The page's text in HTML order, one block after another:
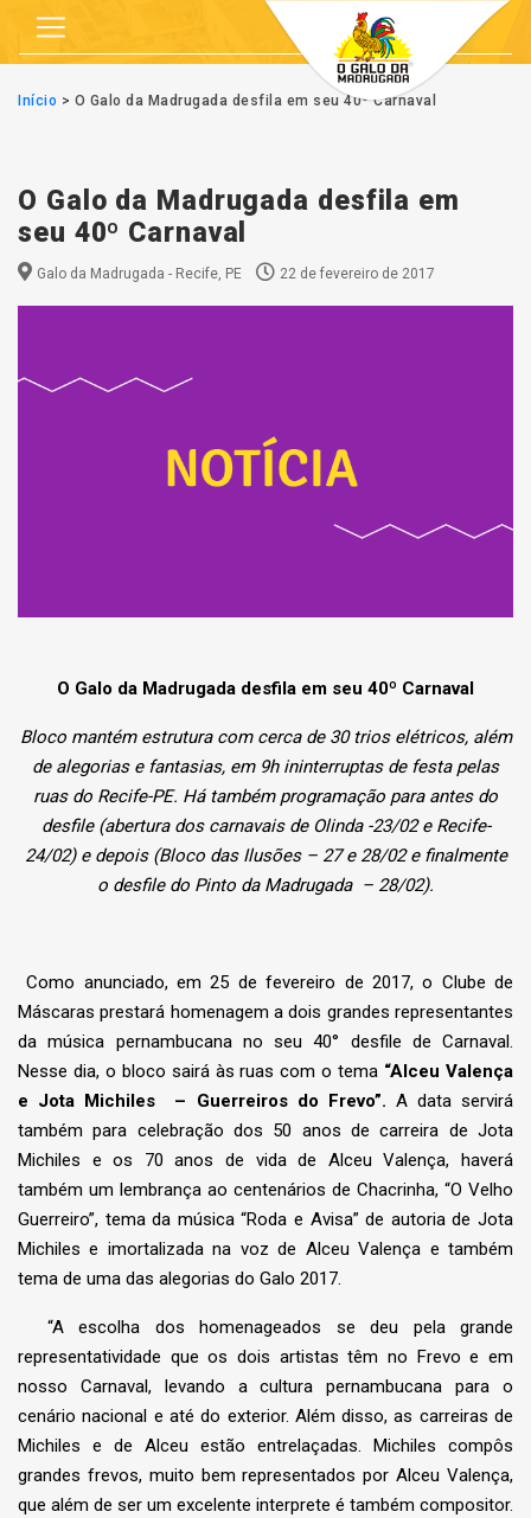
Início > O Galo da Madrugada desfila em seu 40º Carnaval
O Galo da Madrugada desfila em
seu 40º Carnaval
Galo da Madrugada - Recife, PE 22 de fevereiro de 2017
O Galo da Madrugada desfila em seu 40º Carnaval
Bloco mantém estrutura com cerca de 30 trios elétricos, além
de alegorias e fantasias, em 9h ininterruptas de festa pelas
ruas do Recife-PE. Há também programação para antes do
desfile (abertura dos carnavais de Olinda -23/02 e Recife-
24/02) e depois (Bloco das Ilusões – 27 e 28/02 e finalmente
o desfile do Pinto da Madrugada – 28/02).
Como anunciado, em 25 de fevereiro de 2017, o Clube de
Máscaras prestará homenagem a dois grandes representantes
da música pernambucana no seu 40° desfile de Carnaval.
Nesse dia, o bloco sairá às ruas com o tema “Alceu Valença
e Jota Michiles – Guerreiros do Frevo”. A data servirá
também para celebração dos 50 anos de carreira de Jota
Michiles e os 70 anos de vida de Alceu Valença, haverá
também um lembrança ao centenários de Chacrinha, “O Velho
Guerreiro”, tema da música “Roda e Avisa” de autoria de Jota
Michiles e imortalizada na voz de Alceu Valença e também
tema de uma das alegorias do Galo 2017.
“A escolha dos homenageados se deu pela grande
representatividade que os dois artistas têm no Frevo e em
nosso Carnaval, levando a cultura pernambucana para o
cenário nacional e até do exterior. Além disso, as carreiras de
Michiles e de Alceu estão entrelaçadas. Michiles compôs
grandes frevos, muito bem representados por Alceu Valença,
que além de ser um excelente interprete é também compositor.